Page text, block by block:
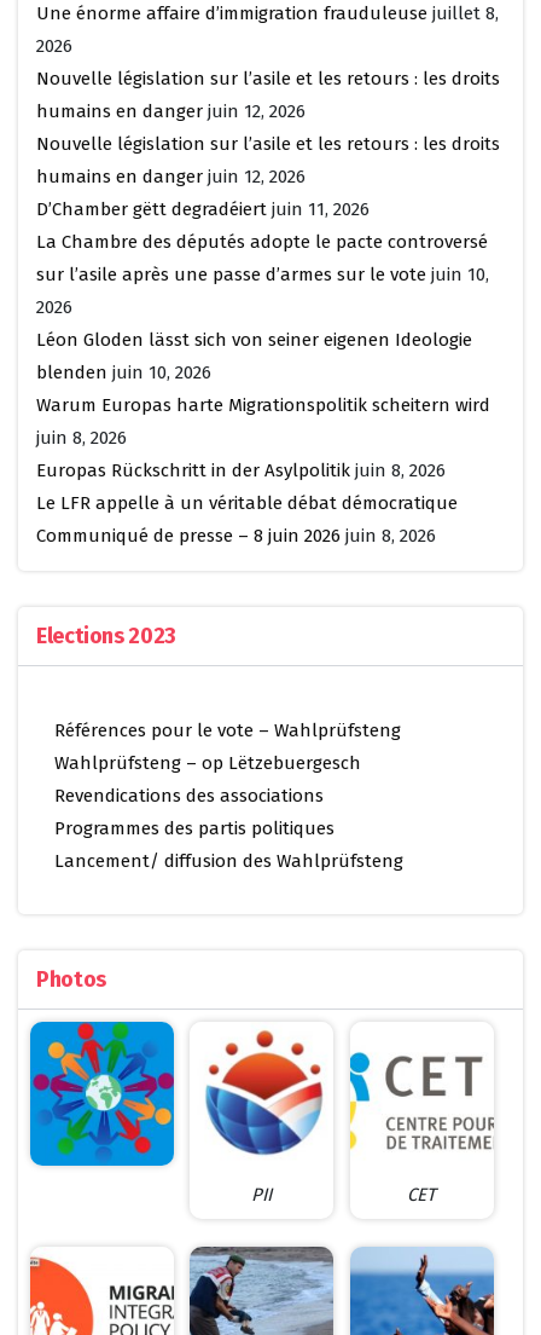
Une énorme affaire d’immigration frauduleuse juillet 8,
2026
Nouvelle législation sur l’asile et les retours : les droits
humains en danger juin 12, 2026
Nouvelle législation sur l’asile et les retours : les droits
humains en danger juin 12, 2026
D’Chamber gëtt degradéiert juin 11, 2026
La Chambre des députés adopte le pacte controversé
sur l’asile après une passe d’armes sur le vote juin 10,
2026
Léon Gloden lässt sich von seiner eigenen Ideologie
blenden juin 10, 2026
Warum Europas harte Migrationspolitik scheitern wird
juin 8, 2026
Europas Rückschritt in der Asylpolitik juin 8, 2026
Le LFR appelle à un véritable débat démocratique
Communiqué de presse – 8 juin 2026 juin 8, 2026
Elections 2023
Références pour le vote – Wahlprüfsteng
Wahlprüfsteng – op Lëtzebuergesch
Revendications des associations
Programmes des partis politiques
Lancement/ diffusion des Wahlprüfsteng
Photos
PII CET